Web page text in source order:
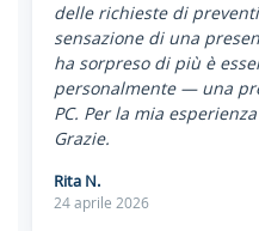
delle richieste di
sensazione di una
ha sorpreso di più è
personalmente — una
PC. Per la mia
Grazie.
Rita N.
24 aprile 2026